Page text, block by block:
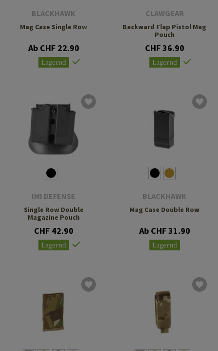
BLACKHAWK
Mag Case Single Row
Ab CHF 22.90
Lagernd
CLAWGEAR
Backward Flap Pistol Mag
Pouch
CHF 36.90
Lagernd
IMI DEFENSE
Single Row Double
Magazine Pouch
CHF 42.90
Lagernd
BLACKHAWK
Mag Case Double Row
Ab CHF 31.90
Lagernd